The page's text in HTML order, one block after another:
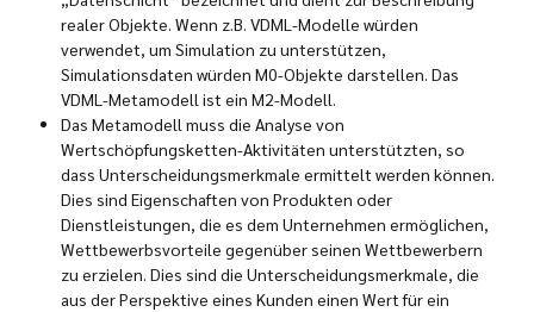
realer Objekte. Wenn z.B. VDML-Modelle würden
verwendet, um Simulation zu unterstützen,
Simulationsdaten würden M0-Objekte darstellen. Das
VDML-Metamodell ist ein M2-Modell.
Das Metamodell muss die Analyse von
Wertschöpfungsketten-Aktivitäten unterstützten, so
dass Unterscheidungsmerkmale ermittelt werden können.
Dies sind Eigenschaften von Produkten oder
Dienstleistungen, die es dem Unternehmen ermöglichen,
Wettbewerbsvorteile gegenüber seinen Wettbewerbern
zu erzielen. Dies sind die Unterscheidungsmerkmale, die
aus der Perspektive eines Kunden einen Wert für ein